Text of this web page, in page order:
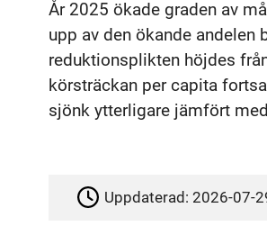
År 2025 ökade graden av
upp av den ökande
reduktionsplikten höjdes
körsträckan per capita
sjönk ytterligare jämfört
Uppdaterad:2026-07-